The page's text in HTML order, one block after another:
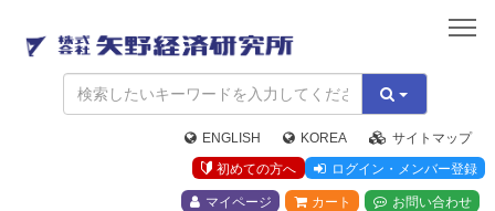
矢
野
経
済
研
究
所
ENGLISH KOREA
サイトマップ
初めての方へ
ログイン・メンバー登録
マイページ カート お問い合わせ